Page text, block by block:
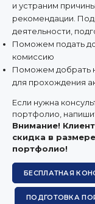
и устраним
рекомендации.
деятельности,
Поможем подать
комиссию
Поможем добрать
для прохождения
Если нужна
портфолио,
Внимание!
скидка в
портфолио!
БЕСПЛАТНАЯ
ПОДГОТОВКА